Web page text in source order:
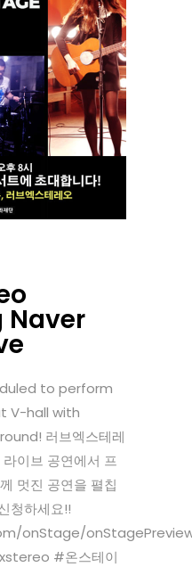
Naver
to perform
V-hall with
러브엑스테레
이브 공연에서 프
멋진 공연을 펼칩
청하세요!!
onStage/
#온스테이